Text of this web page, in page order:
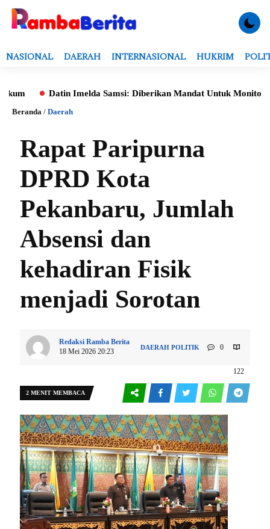
NASIONAL DAERAH INTERNASIONAL HUKRIM
Datin Imelda Samsi: Diberikan Mandat Untuk Monitoring
Beranda / Daerah
Rapat Paripurna
DPRD Kota
Pekanbaru, Jumlah
Absensi dan
kehadiran Fisik
menjadi Sorotan
Redaksi Ramba Berita
18 Mei 2026 20:23
DAERAH POLITIK 0
122
2 MENIT MEMBACA